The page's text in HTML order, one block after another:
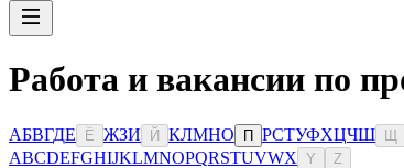
Работа и вакансии по
АБВГДЕ Ё ЖЗИ Й КЛМНО П РСТУФХЦЧШ
ABCDEFGHIJKLMNOPQRSTUVWX Y Z